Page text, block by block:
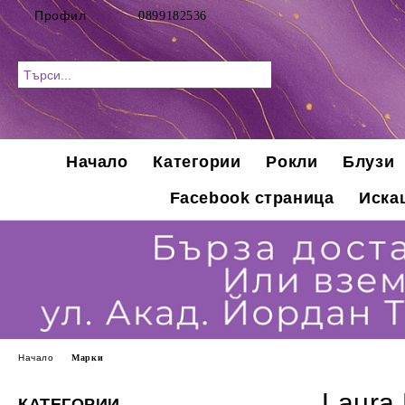
Профил 0899182536
Начало Категории Рокли Блузи
Facebook страница
Начало Марки